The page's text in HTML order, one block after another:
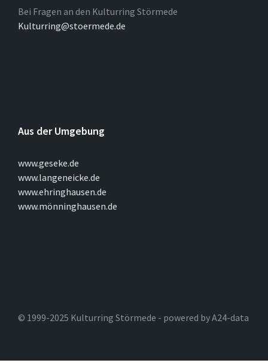
Bei Fragen an den Kulturring Störmede
Kulturring@stoermede.de
Aus der Umgebung
www.geseke.de
www.langeneicke.de
www.ehringhausen.de
www.mönninghausen.de
© 1999-2025 Kulturring Störmede - powered by A24-data